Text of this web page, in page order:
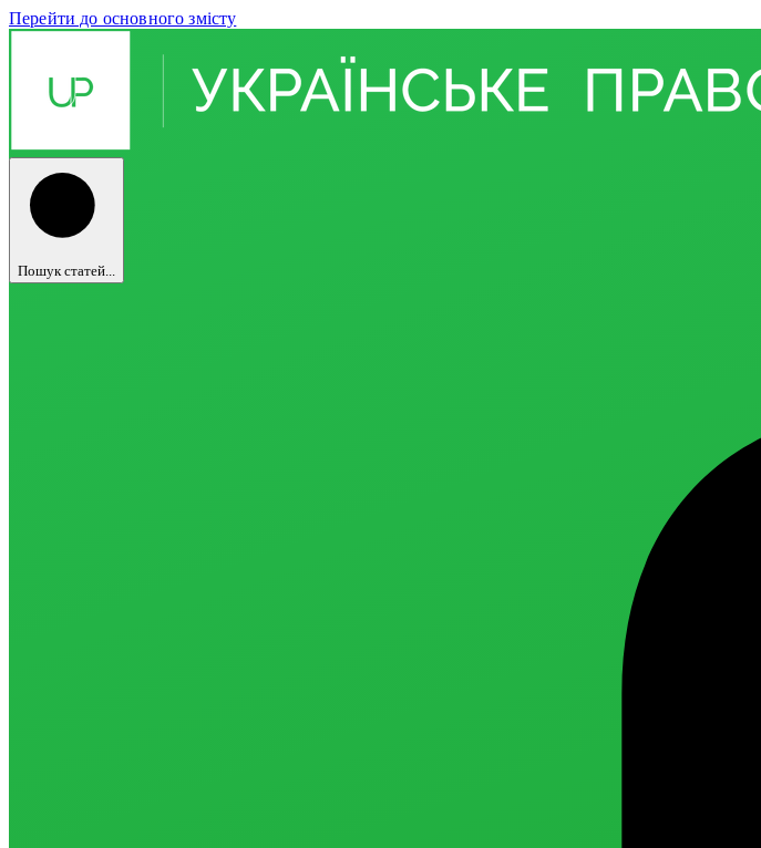
Перейти до основного змісту
Пошук статей...